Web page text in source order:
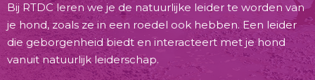
Bij RTDC leren we je de natuurlijke leider te worden van
je hond, zoals ze in een roedel ook hebben. Een leider
die geborgenheid biedt en interacteert met je hond
vanuit natuurlijk leiderschap.